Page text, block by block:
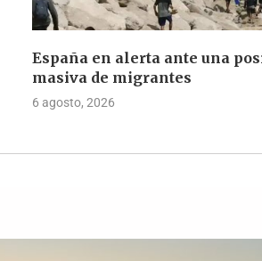
España en alerta ante una
masiva de migrantes
6 agosto, 2026